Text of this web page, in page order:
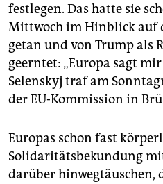
festlegen. Das hatte sie
Mittwoch im Hinblick auf
getan und von Trump als
geerntet: „Europa sagt
Selenskyj traf am
der EU-Kommission in
Europas schon fast
Solidaritätsbekundung
darüber hinwegtäuschen,